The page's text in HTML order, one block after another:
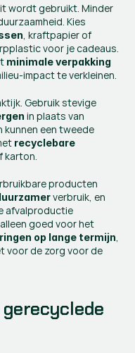
wordt gebruikt. Minder
Kies
, kraftpapier of
voor je cadeaus.
minimale verpakking
impact te verkleinen.
Gebruik stevige
in plaats van
kunnen een tweede
recyclebare
karton.
producten
verbruik, en
afvalproductie
goed voor het
op lange termijn
voor de zorg voor de